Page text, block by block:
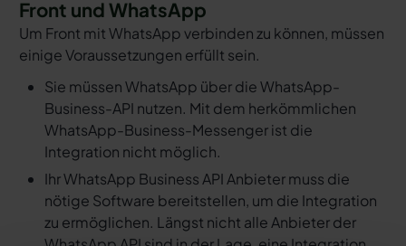
Front und WhatsApp
Um Front mit WhatsApp verbinden zu können, müssen
einige Voraussetzungen erfüllt sein.
Sie müssen WhatsApp über die WhatsApp-
Business-API nutzen. Mit dem herkömmlichen
WhatsApp-Business-Messenger ist die
Integration nicht möglich.
Ihr WhatsApp Business API Anbieter muss die
nötige Software bereitstellen, um die Integration
zu ermöglichen. Längst nicht alle Anbieter der